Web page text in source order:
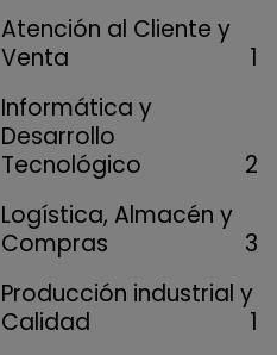
Atención al Cliente y
Venta
1
Informática y
Desarrollo
Tecnológico
2
Logística, Almacén y
Compras
3
Producción industrial y
Calidad
1